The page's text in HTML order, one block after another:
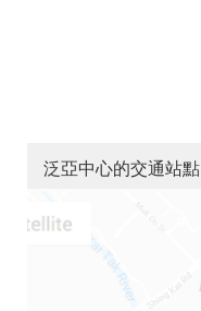
泛亞中心的交通站點